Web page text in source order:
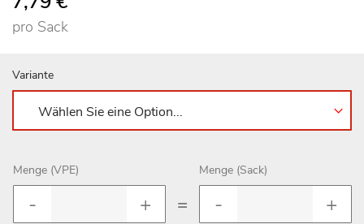
pro Sack
Variante
Menge (VPE)
=
Menge (Sack)